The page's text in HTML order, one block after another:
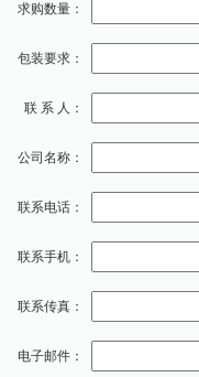
求购数量：
包装要求：
联 系 人：
公司名称：
联系电话：
联系手机：
联系传真：
电子邮件：